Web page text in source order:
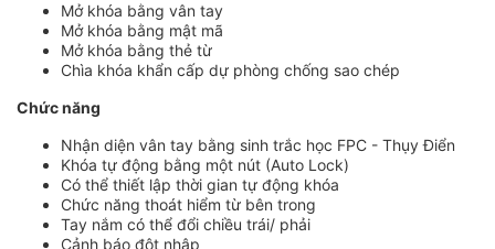
Mở khóa bằng vân tay
Mở khóa bằng mật mã
Mở khóa bằng thẻ từ
Chìa khóa khẩn cấp dự phòng chống sao chép
Chức năng
Nhận diện vân tay bằng sinh trắc học FPC - Thụy Điển
Khóa tự động bằng một nút (Auto Lock)
Có thể thiết lập thời gian tự động khóa
Chức năng thoát hiểm từ bên trong
Tay nắm có thể đổi chiều trái/ phải
Cảnh báo đột nhập